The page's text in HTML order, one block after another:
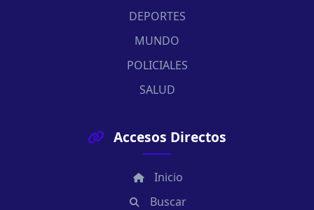
DEPORTES
MUNDO
POLICIALES
SALUD
Accesos Directos
Inicio
Buscar